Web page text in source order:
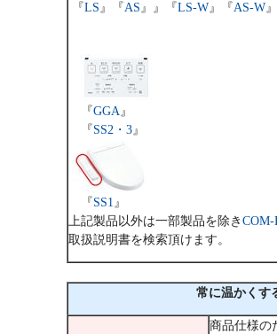
『LS』『AS』 』『LS-W』『AS-W
『GGA』
『 SS2・3』
『 SS1』
上記製品以外は一部製品を除き COM-
取扱説明書を検索頂けます。
常に温かくす
商品仕様の